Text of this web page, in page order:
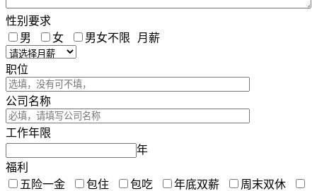
性别要求
男
女 男女不限 月薪
职位
公司名称
工作年限
年
福利
五险一金
包住 包吃 年底双薪
周末双休